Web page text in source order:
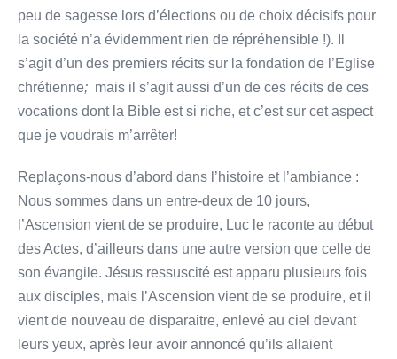
peu de sagesse lors d’élections ou de choix décisifs pour
la société n’a évidemment rien de répréhensible !). Il
s’agit d’un des premiers récits sur la fondation de l’Eglise
chrétienne; mais il s’agit aussi d’un de ces récits de ces
vocations dont la Bible est si riche, et c’est sur cet aspect
que je voudrais m’arrêter!
Replaçons-nous d’abord dans l’histoire et l’ambiance :
Nous sommes dans un entre-deux de 10 jours,
l’Ascension vient de se produire, Luc le raconte au début
des Actes, d’ailleurs dans une autre version que celle de
son évangile. Jésus ressuscité est apparu plusieurs fois
aux disciples, mais l’Ascension vient de se produire, et il
vient de nouveau de disparaitre, enlevé au ciel devant
leurs yeux, après leur avoir annoncé qu’ils allaient